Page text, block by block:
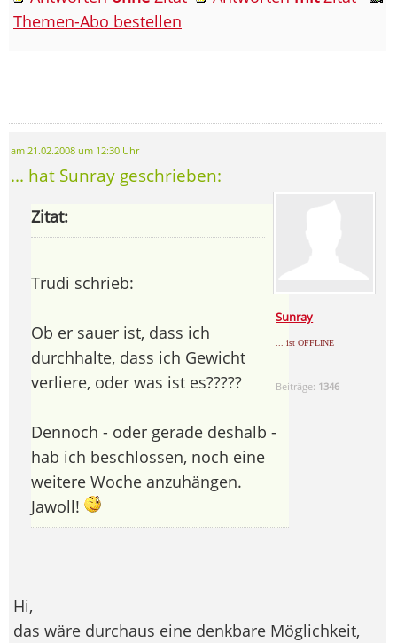
Themen-Abo bestellen
am 21.02.2008 um 12:30 Uhr
... hat Sunray geschrieben:
Sunray
... ist OFFLINE
Beiträge: 1346
Zitat:
Trudi schrieb:
Ob er sauer ist, dass ich
durchhalte, dass ich Gewicht
verliere, oder was ist es?????
Dennoch - oder gerade deshalb -
hab ich beschlossen, noch eine
weitere Woche anzuhängen.
Jawoll!
Hi,
das wäre durchaus eine denkbare Möglichkeit,